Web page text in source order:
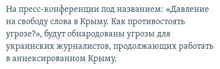
ПОБЕДИТЕЛЕЙ НЕ СУДЯТ?
КРЫМ.НЕПОКОРЕННЫЙ
УКРАИНСКАЯ ПРОБЛЕМА КРЫМА
ПРИСОЕДИНЯЙТЕСЬ!
На пресс-конференции под названием: «Давление
на свободу слова в Крыму. Как противостоять
угрозе?», будут обнародованы угрозы для
украинских журналистов, продолжающих работать
в аннексированном Крыму.